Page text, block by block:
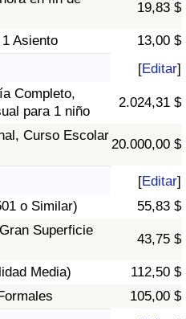
19,83 $
Asiento 13,00 $
[Editar]
Completo,
para 1 niño
2.024,31 $
Curso Escolar
20.000,00 $
[Editar]
o Similar)
55,83 $
Superficie
43,75 $
Media)
112,50 $
105,00 $